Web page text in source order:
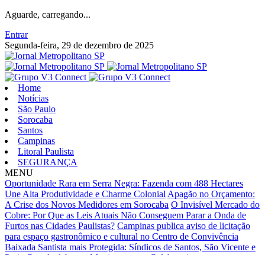
Aguarde, carregando...
Entrar
Segunda-feira, 29 de dezembro de 2025
Home
Notícias
São Paulo
Sorocaba
Santos
Campinas
Litoral Paulista
SEGURANÇA
MENU
Oportunidade Rara em Serra Negra: Fazenda com 488 Hectares
Une Alta Produtividade e Charme Colonial Apagão no Orçamento:
A Crise dos Novos Medidores em Sorocaba O Invisível Mercado do
Cobre: Por Que as Leis Atuais Não Conseguem Parar a Onda de
Furtos nas Cidades Paulistas? Campinas publica aviso de licitação
para espaço gastronômico e cultural no Centro de Convivência
Baixada Santista mais Protegida: Síndicos de Santos, São Vicente e